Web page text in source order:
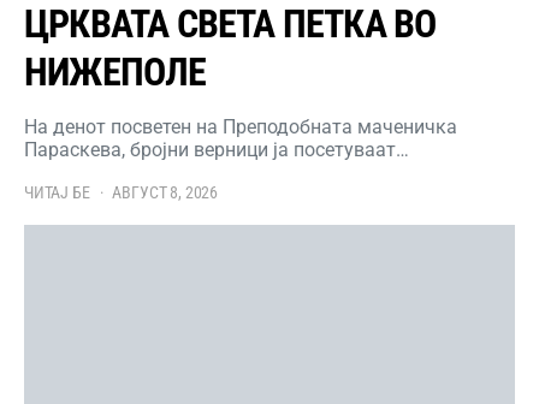
ЦРКВАТА СВЕТА ПЕТКА ВО
НИЖЕПОЛЕ
На денот посветен на Преподобната маченичка
Параскева, бројни верници ја посетуваат…
ЧИТАЈ БЕ АВГУСТ 8, 2026